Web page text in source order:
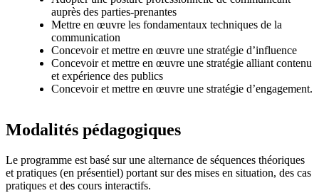
auprès des parties-prenantes
Mettre en œuvre les fondamentaux techniques de la
communication
Concevoir et mettre en œuvre une stratégie d’influence
Concevoir et mettre en œuvre une stratégie alliant contenu
et expérience des publics
Concevoir et mettre en œuvre une stratégie d’engagement.
Modalités pédagogiques
Le programme est basé sur une alternance de séquences théoriques
et pratiques (en présentiel) portant sur des mises en situation, des cas
pratiques et des cours interactifs.